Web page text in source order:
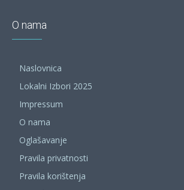
O nama
Naslovnica
Lokalni Izbori 2025
Impressum
O nama
Oglašavanje
Pravila privatnosti
Pravila korištenja